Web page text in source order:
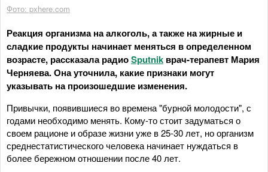
Фото: pxhere.com
Реакция организма на алкоголь, а также на жирные и
сладкие продукты начинает меняться в определенном
возрасте, рассказала радиоSputnik врач-терапевт Мария
Черняева. Она уточнила, какие признаки могут
указывать на произошедшие изменения.
Привычки, появившиеся во времена "бурной молодости", с
годами необходимо менять. Кому-то стоит задуматься о
своем рационе и образе жизни уже в 25-30 лет, но организм
среднестатистического человека начинает нуждаться в
более бережном отношении после 40 лет.